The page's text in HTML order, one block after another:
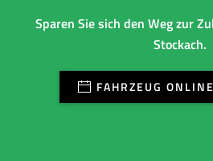
Sparen Sie sich den Weg zur
Stockach.
FAHRZEUG